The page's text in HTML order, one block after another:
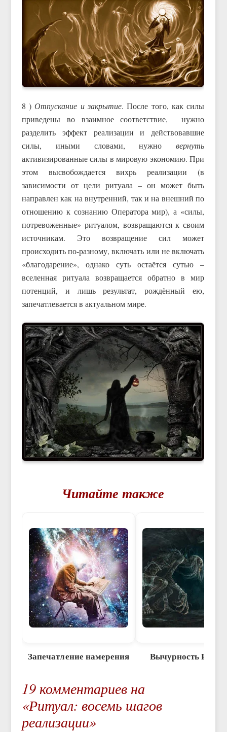
8 )Отпускание и закрытие. После того, как силы
приведены во взаимное соответствие, нужно
разделить эффект реализации и действовавшие
силы, иными словами, нужновернуть
активизированные силы в мировую экономию. При
этом высвобождается вихрь реализации (в
зависимости от цели ритуала – он может быть
направлен как на внутренний, так и на внешний по
отношению к сознанию Оператора мир), а «силы,
потревоженные» ритуалом, возвращаются к своим
источникам. Это возвращение сил может
происходить по-разному, включать или не включать
«благодарение», однако суть остаётся сутью –
вселенная ритуала возвращается обратно в мир
потенций, и лишь результат, рождённый ею,
запечатлевается в актуальном мире.
Читайте также
Запечатление намерения Вычурность
19 комментариев на
«Ритуал: восемь шагов
реализации»